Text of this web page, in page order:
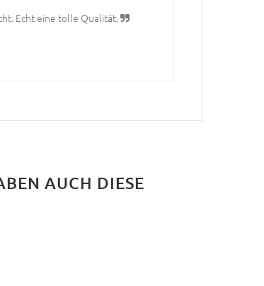
Echt eine tolle Qualität.
AUCH DIESE